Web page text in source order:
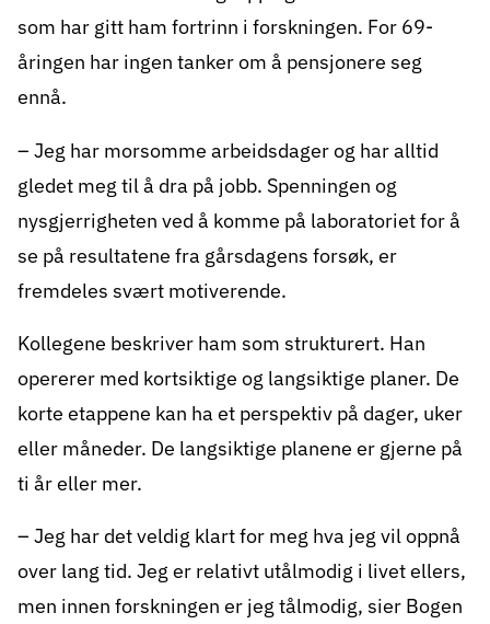
kriterier:
Kandidatens forskning skal ha klar
Hovedvekten av forskningen skal ha funnet
bidratt til styrking av det norske
forskningsmiljøet.
Forskeren skal ha oppnådd internasjonal
anerkjennelse for sitt arbeid, bidratt til ny
og til bred formidling av sine resultater.
Les om kreftforskningsprisen og se
tidligere prisvinnere
som har gitt ham fortrinn i forskningen. For 69-
åringen har ingen tanker om å pensjonere seg
ennå.
– Jeg har morsomme arbeidsdager og har alltid
gledet meg til å dra på jobb. Spenningen og
nysgjerrigheten ved å komme på laboratoriet for å
se på resultatene fra gårsdagens forsøk, er
fremdeles svært motiverende.
Kollegene beskriver ham som strukturert. Han
opererer med kortsiktige og langsiktige planer. De
korte etappene kan ha et perspektiv på dager, uker
eller måneder. De langsiktige planene er gjerne på
ti år eller mer.
– Jeg har det veldig klart for meg hva jeg vil oppnå
over lang tid. Jeg er relativt utålmodig i livet ellers,
men innen forskningen er jeg tålmodig, sier Bogen